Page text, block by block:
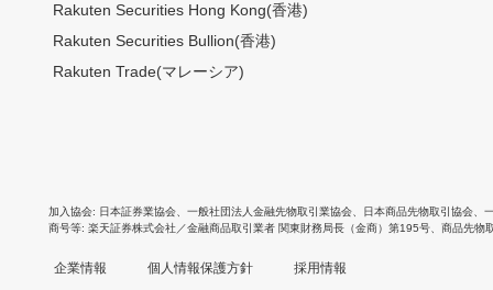
Rakuten Securities Hong Kong(香港)
Rakuten Securities Bullion(香港)
Rakuten Trade(マレーシア)
加入協会 日本証券業協会 一般社団法人金融先物取引業協会 日本商品先物取引協会
商号等 楽天証券株式会社／金融商品取引業者 関東財務局長（金商）第195号、商品先物
企業情報 個人情報保護方針 採用情報